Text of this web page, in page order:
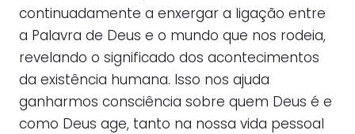
continuadamente a enxergar a ligação entre
a Palavra de Deus e o mundo que nos rodeia,
revelando o significado dos acontecimentos
da existência humana. Isso nos ajuda
ganharmos consciência sobre quem Deus é e
como Deus age, tanto na nossa vida pessoal